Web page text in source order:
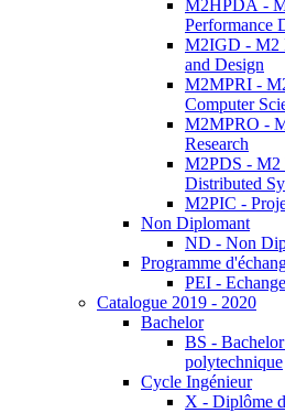
M2HPDA -
Performance
M2IGD - M2
and Design
M2MPRI -
Computer
M2MPRO -
Research
M2PDS - M2
Distributed
M2PIC -
Non Diplomant
ND - Non
Programme
PEI -
Catalogue 2019 - 2020
Bachelor
BS -
polytechnique
Cycle Ingénieur
X - Diplôme